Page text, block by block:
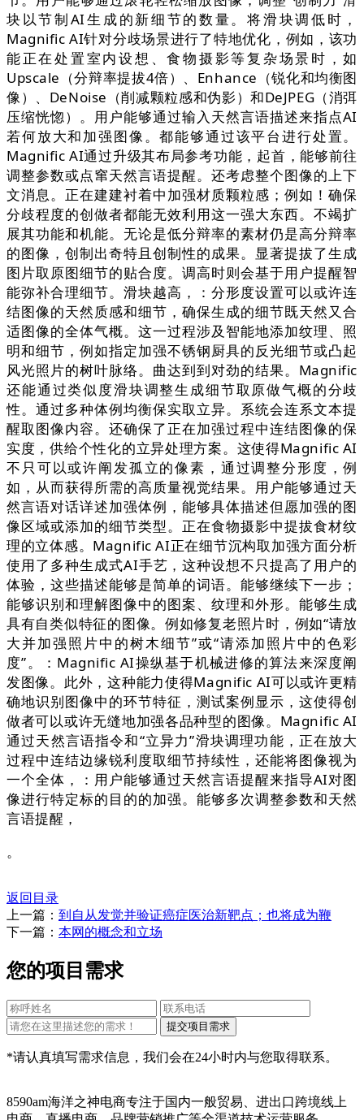
块以节制AI生成的新细节的数量。将滑块调低时，
Magnific AI针对分歧场景进行了特地优化，例如，该功
能正在处置室内设想、食物摄影等复杂场景时，如
Upscale（分辩率提拔4倍）、Enhance（锐化和均衡图
像）、DeNoise（削减颗粒感和伪影）和DeJPEG（消弭
压缩恍惚）。用户能够通过输入天然言语描述来指点AI
若何放大和加强图像。都能够通过该平台进行处置。
Magnific AI通过升级其布局参考功能，起首，能够前往
调整参数或点窜天然言语提醒。还考虑整个图像的上下
文消息。正在建建衬着中加强材质颗粒感；例如！确保
分歧程度的创做者都能无效利用这一强大东西。不竭扩
展其功能和机能。无论是低分辩率的素材仍是高分辩率
的图像，创制出奇特且创制性的成果。显著提拔了生成
图片取原图细节的贴合度。调高时则会基于用户提醒智
能弥补合理细节。滑块越高，：分形度设置可以或许连
结图像的天然质感和细节，确保生成的细节既天然又合
适图像的全体气概。这一过程涉及智能地添加纹理、照
明和细节，例如指定加强不锈钢厨具的反光细节或凸起
风光照片的树叶脉络。曲达到到对劲的结果。Magnific
还能通过类似度滑块调整生成细节取原做气概的分歧
性。通过多种体例均衡保实取立异。系统会连系文本提
醒取图像内容。还确保了正在加强过程中连结图像的保
实度，供给个性化的立异处理方案。这使得Magnific AI
不只可以或许阐发孤立的像素，通过调整分形度，例
如，从而获得所需的高质量视觉结果。用户能够通过天
然言语对话详述加强体例，能够具体描述但愿加强的图
像区域或添加的细节类型。正在食物摄影中提拔食材纹
理的立体感。Magnific AI正在细节沉构取加强方面分析
使用了多种生成式AI手艺，这种设想不只提高了用户的
体验，这些描述能够是简单的词语。能够继续下一步；
能够识别和理解图像中的图案、纹理和外形。能够生成
具有自类似特征的图像。例如修复老照片时，例如“请放
大并加强照片中的树木细节”或“请添加照片中的色彩
度”。：Magnific AI操纵基于机械进修的算法来深度阐
发图像。此外，这种能力使得Magnific AI可以或许更精
确地识别图像中的环节特征，测试案例显示，这使得创
做者可以或许无缝地加强各品种型的图像。Magnific AI
通过天然言语指令和“立异力”滑块调理功能，正在放大
过程中连结边缘锐利度取细节持续性，还能将图像视为
一个全体，：用户能够通过天然言语提醒来指导AI对图
像进行特定标的目的的加强。能够多次调整参数和天然
言语提醒，
。
返回目录
上一篇： 到自从发觉并验证癌症医治新靶点；也将成为鞭
下一篇： 本网的概念和立场
您的项目需求
*请认真填写需求信息，我们会在24小时内与您取得联系。
8590am海洋之神电商专注于国内一般贸易、进出口跨境线上